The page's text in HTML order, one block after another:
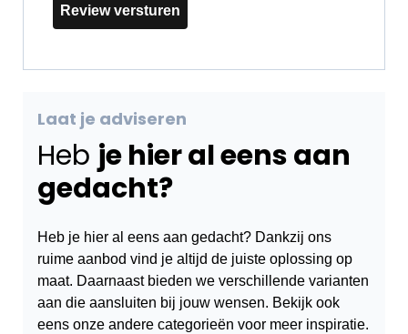
Review versturen
Laat je adviseren
Heb je hier al eens aan
gedacht?
Heb je hier al eens aan gedacht? Dankzij ons
ruime aanbod vind je altijd de juiste oplossing op
maat. Daarnaast bieden we verschillende varianten
aan die aansluiten bij jouw wensen. Bekijk ook
eens onze andere categorieën voor meer inspiratie.